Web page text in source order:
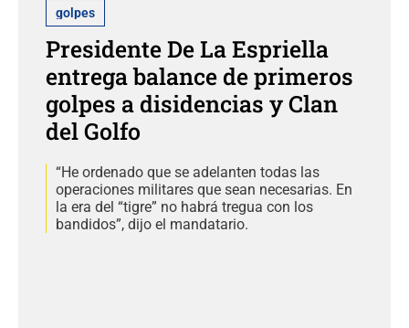
golpes
Presidente De La Espriella
entrega balance de primeros
golpes a disidencias y Clan
del Golfo
“He ordenado que se adelanten todas las
operaciones militares que sean necesarias. En
la era del “tigre” no habrá tregua con los
bandidos”, dijo el mandatario.